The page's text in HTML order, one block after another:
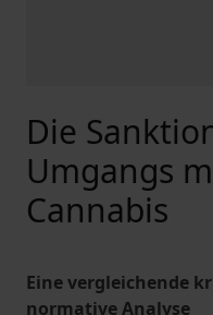
Die
Umgangs
Cannabis
Eine vergleichende
normative Analyse